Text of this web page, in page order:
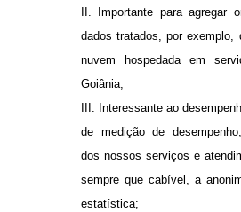
II. Importante para agregar
dados tratados, por exemplo,
nuvem hospedada em
Goiânia;
III. Interessante ao
de medição de
dos nossos serviços e
sempre que cabível, a
estatística;